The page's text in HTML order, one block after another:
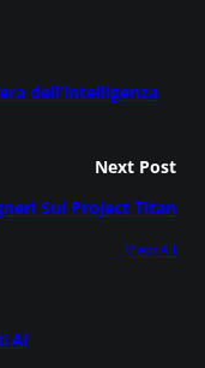
dell’intelligenza
Next Post
Sui Project Titan
View All
AI